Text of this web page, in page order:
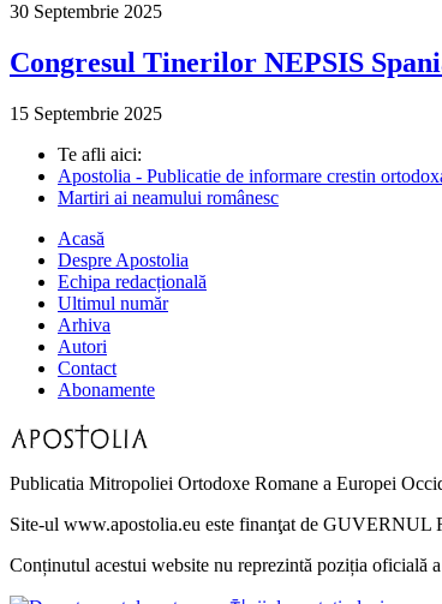
30 Septembrie 2025
Congresul Tinerilor NEPSIS
15 Septembrie 2025
Te afli aici:
Apostolia - Publicatie de informare crestin
Martiri ai neamului românesc
Acasă
Despre Apostolia
Echipa redacțională
Ultimul număr
Arhiva
Autori
Contact
Abonamente
Publicatia Mitropoliei Ortodoxe Romane a Europei
Site-ul www.apostolia.eu este finanţat de
Conținutul acestui website nu reprezintă poziția oficială